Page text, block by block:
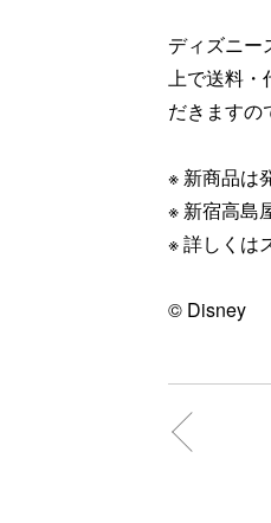
ディズニー
上で送料・
だきますの
※ 新商品は
※ 新宿高島
※ 詳しくは
© Disney